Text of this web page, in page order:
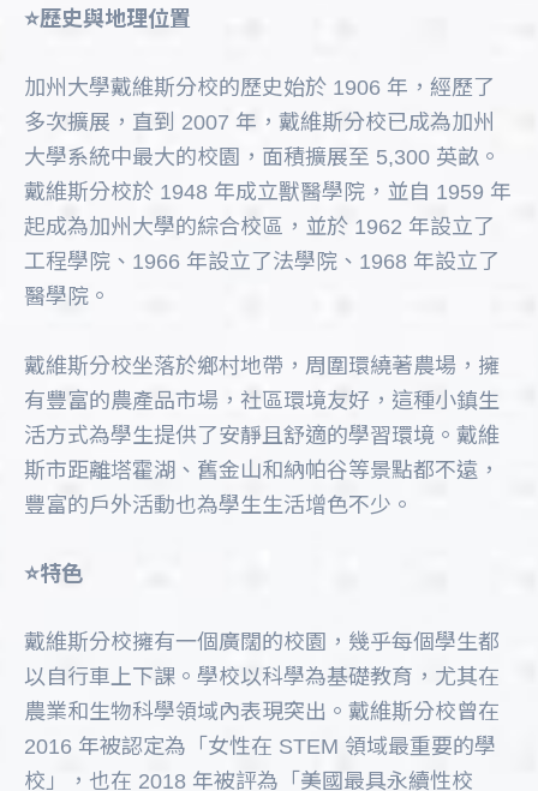
⭐️歷史與地理位置
加州大學戴維斯分校的歷史始於 1906 年，經歷了
多次擴展，直到 2007 年，戴維斯分校已成為加州
大學系統中最大的校園，面積擴展至 5,300 英畝。
戴維斯分校於 1948 年成立獸醫學院，並自 1959 年
起成為加州大學的綜合校區，並於 1962 年設立了
工程學院、1966 年設立了法學院、1968 年設立了
醫學院。
戴維斯分校坐落於鄉村地帶，周圍環繞著農場，擁
有豐富的農產品市場，社區環境友好，這種小鎮生
活方式為學生提供了安靜且舒適的學習環境。戴維
斯市距離塔霍湖、舊金山和納帕谷等景點都不遠，
豐富的戶外活動也為學生生活增色不少。
⭐️特色
戴維斯分校擁有一個廣闊的校園，幾乎每個學生都
以自行車上下課。學校以科學為基礎教育，尤其在
農業和生物科學領域內表現突出。戴維斯分校曾在
2016 年被認定為「女性在 STEM 領域最重要的學
校」，也在 2018 年被評為「美國最具永續性校